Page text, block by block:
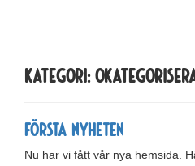
Kategori:
Första nyheten
Nu har vi fått vår nya hemsida.